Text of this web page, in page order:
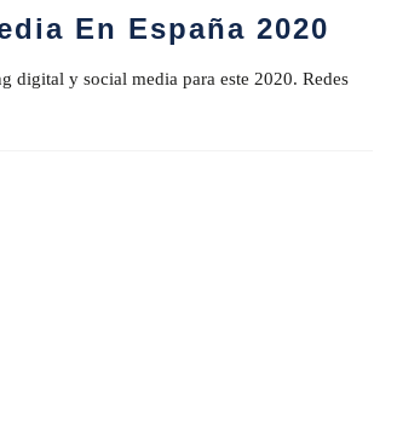
En España 2020
digital y social media para este 2020. Redes